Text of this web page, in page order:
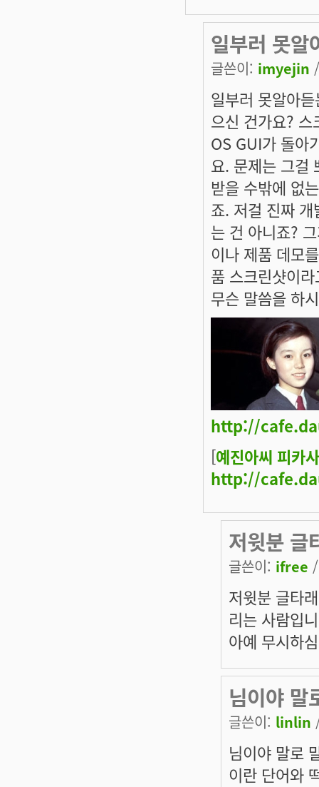
일부러 못알
글쓴이: imyejin
일부러 못알아
으신 건가요?
OS GUI가 돌아
요. 문제는 그걸
받을 수밖에 없
죠. 저걸 진짜
는 건 아니죠?
이나 제품 데모
품 스크린샷이
무슨 말씀을 하
http://
[예진아씨 피카
http://
저윗분 글
글쓴이: ifree
저윗분 글타
리는 사람입
아예 무시하
님이야 말
글쓴이: linlin
님이야 말로
이란 단어와